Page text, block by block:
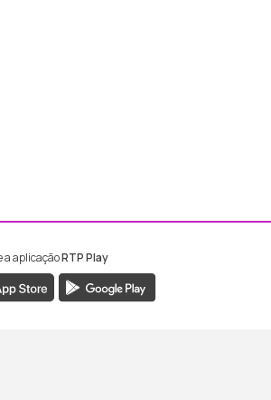
Madeira
Madeira
a aplicaçãoRTP Play